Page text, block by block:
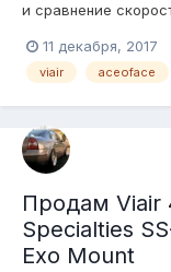
и сравнение
РД от AceofAce—
подключать— Замер
11 декабря, 2017
viair aceoface
Продам Viair
Specialties
Exo Mount